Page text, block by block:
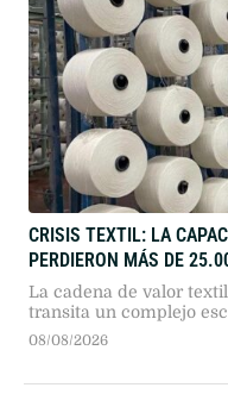
CRISIS TEXTIL: LA
PERDIERON MÁS DE
La cadena de valor
transita un complejo
más de dos años
08/08/2026